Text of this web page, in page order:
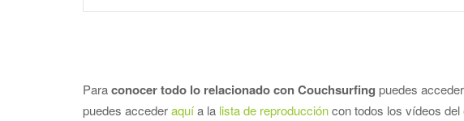
Paraconocer todo lo relacionado con Couchsurfing puedes acceder
puedes accederaquía la lista de reproduccióncon todos los vídeos del